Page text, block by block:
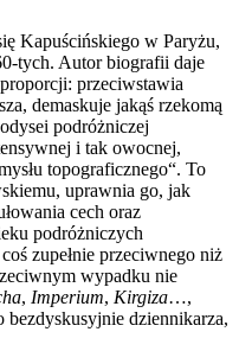
Kapuścińskiego w Paryżu,
tych. Autor biografii daje
przeciwstawia
demaskuje jakąś rzekomą
podróżniczej
i tak owocnej,
topograficznego“. To
uprawnia go, jak
cech oraz
podróżniczych
zupełnie przeciwnego niż
wypadku nie
, Imperium, Kirgiza…,
bezdyskusyjnie dziennikarza,